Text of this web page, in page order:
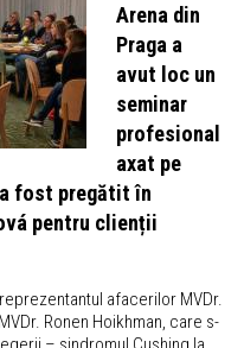
Arena din
Praga a
avut loc un
seminar
profesional
axat pe
fost pregătit în
pentru clienții
afacerilor MVDr.
Ronen Hoikhman, care s-